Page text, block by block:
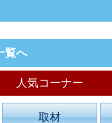
覧へ
人気コーナー
取材